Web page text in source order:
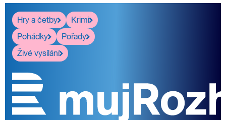
Hry a četby
Krimi
Pohádky
Pořady
Živé vysílání